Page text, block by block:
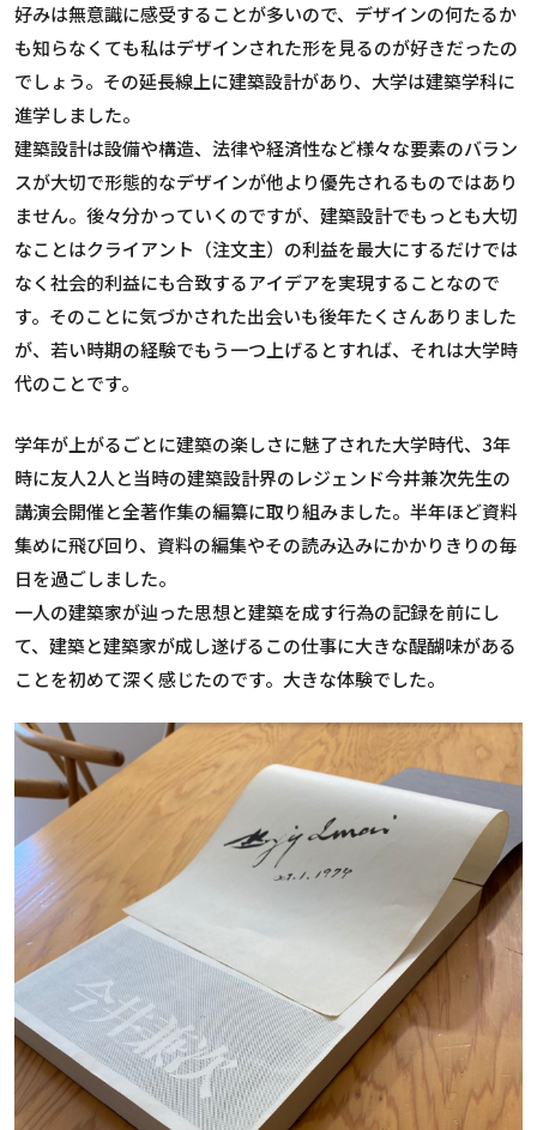
好みは無意識に感受することが多いので、デザインの何たるか
も知らなくても私はデザインされた形を見るのが好きだったの
でしょう。その延長線上に建築設計があり、大学は建築学科に
進学しました。
建築設計は設備や構造、法律や経済性など様々な要素のバラン
スが大切で形態的なデザインが他より優先されるものではあり
ません。後々分かっていくのですが、建築設計でもっとも大切
なことはクライアント（注文主）の利益を最大にするだけでは
なく社会的利益にも合致するアイデアを実現することなので
す。そのことに気づかされた出会いも後年たくさんありました
が、若い時期の経験でもう一つ上げるとすれば、それは大学時
代のことです。
学年が上がるごとに建築の楽しさに魅了された大学時代、3年
時に友人2人と当時の建築設計界のレジェンド今井兼次先生の
講演会開催と全著作集の編纂に取り組みました。半年ほど資料
集めに飛び回り、資料の編集やその読み込みにかかりきりの毎
日を過ごしました。
一人の建築家が辿った思想と建築を成す行為の記録を前にし
て、建築と建築家が成し遂げるこの仕事に大きな醍醐味がある
ことを初めて深く感じたのです。大きな体験でした。